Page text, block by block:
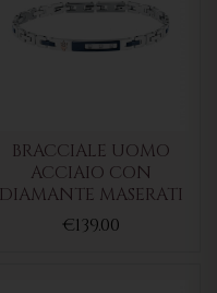
BRACCIALE UOMO
ACCIAIO CON
DIAMANTE MASERATI
€139.00